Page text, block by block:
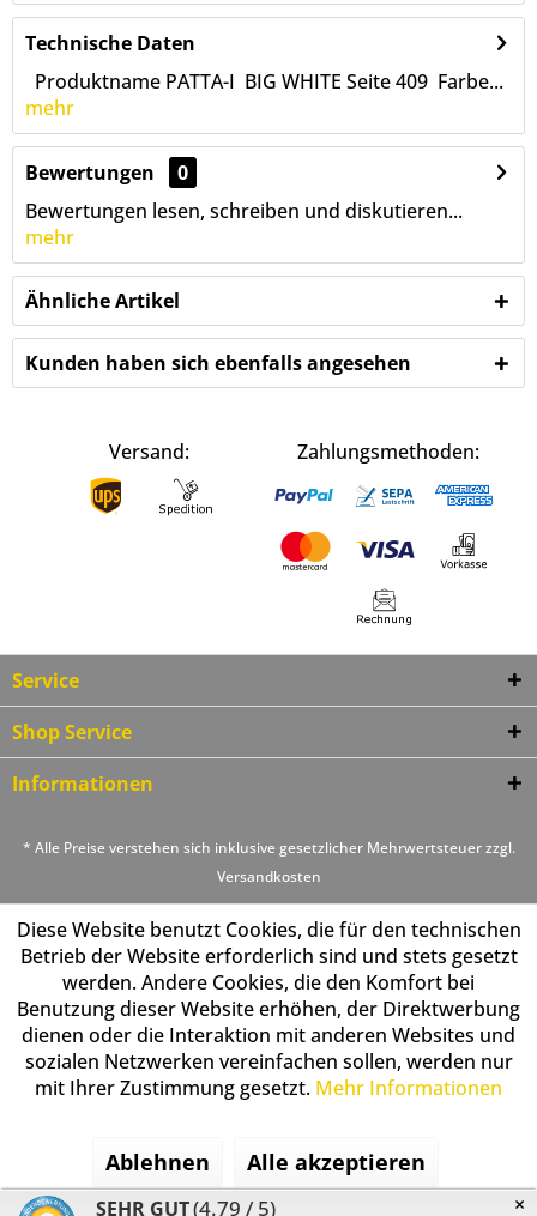
Technische Daten
Produktname PATTA-I BIG WHITE Seite 409 Farbe...
mehr
Bewertungen
0
Bewertungen lesen, schreiben und diskutieren...
mehr
Ähnliche Artikel
Kunden haben sich ebenfalls angesehen
Versand: Zahlungsmethoden:
Service
Shop Service
Informationen
* Alle Preise verstehen sich inklusive gesetzlicher Mehrwertsteuer zzgl.
Versandkosten
Diese Website benutzt Cookies, die für den technischen
Betrieb der Website erforderlich sind und stets gesetzt
werden. Andere Cookies, die den Komfort bei
Benutzung dieser Website erhöhen, der Direktwerbung
dienen oder die Interaktion mit anderen Websites und
sozialen Netzwerken vereinfachen sollen, werden nur
mit Ihrer Zustimmung gesetzt. Mehr Informationen
Ablehnen Alle akzeptieren
×
SEHR GUT(4.79 / 5)